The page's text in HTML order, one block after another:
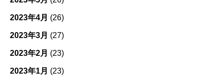
2023年4月 (26)
2023年3月 (27)
2023年2月 (23)
2023年1月 (23)